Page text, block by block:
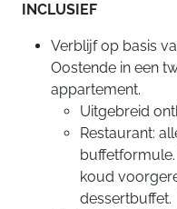
INCLUSIEF
Verblijf op basis
Oostende in een
appartement.
Uitgebreid
Restaurant:
koud